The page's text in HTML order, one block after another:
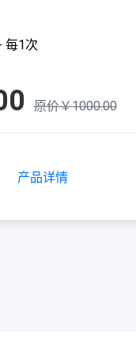
每1次
原价￥1000.00
产品详情